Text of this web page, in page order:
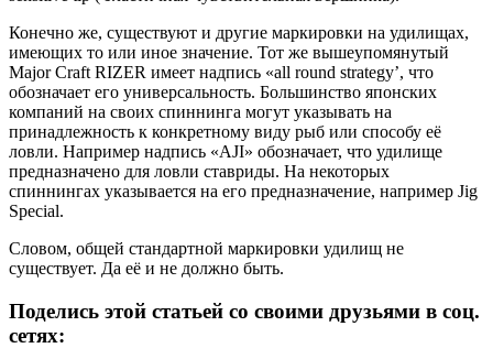
Конечно же, существуют и другие маркировки на удилищах,
имеющих то или иное значение. Тот же вышеупомянутый
Major Craft RIZER имеет надпись «all round strategy’, что
обозначает его универсальность. Большинство японских
компаний на своих спиннинга могут указывать на
принадлежность к конкретному виду рыб или способу её
ловли. Например надпись «AJI» обозначает, что удилище
предназначено для ловли ставриды. На некоторых
спиннингах указывается на его предназначение, например Jig
Special.
Словом, общей стандартной маркировки удилищ не
существует. Да её и не должно быть.
Поделись этой статьей со своими друзьями в соц.
сетях: